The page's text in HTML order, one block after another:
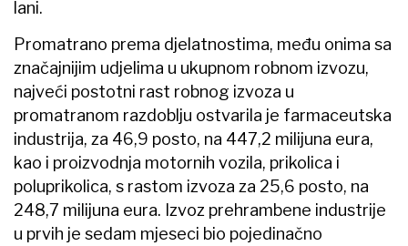
lani.
Promatrano prema djelatnostima, među onima sa
značajnijim udjelima u ukupnom robnom izvozu,
najveći postotni rast robnog izvoza u
promatranom razdoblju ostvarila je farmaceutska
industrija, za 46,9 posto, na 447,2 milijuna eura,
kao i proizvodnja motornih vozila, prikolica i
poluprikolica, s rastom izvoza za 25,6 posto, na
248,7 milijuna eura. Izvoz prehrambene industrije
u prvih je sedam mjeseci bio pojedinačno